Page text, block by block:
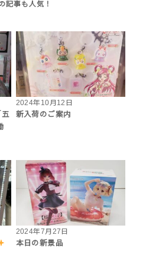
五
2024年10月12日
新入荷のご案内
2024年7月27日
本日の新景品